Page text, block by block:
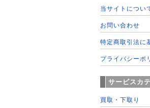
当サイトについ
お問い合わせ
特定商取引法に
プライバシーポ
サービスカ
買取・下取り